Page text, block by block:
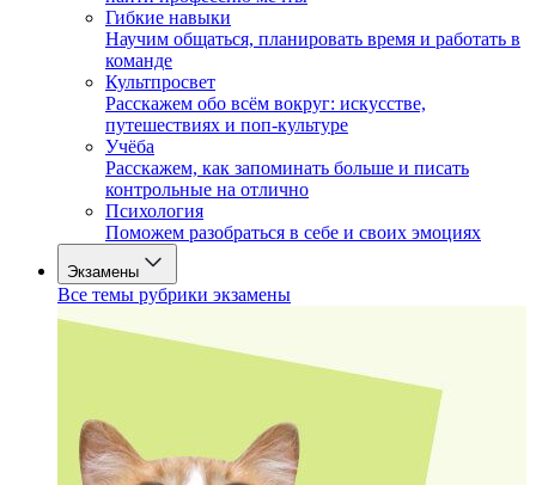
Гибкие навыки
Научим общаться, планировать время и работать в
команде
Культпросвет
Расскажем обо всём вокруг: искусстве,
путешествиях и поп-культуре
Учёба
Расскажем, как запоминать больше и писать
контрольные на отлично
Психология
Поможем разобраться в себе и своих эмоциях
Экзамены
Все темы рубрики экзамены